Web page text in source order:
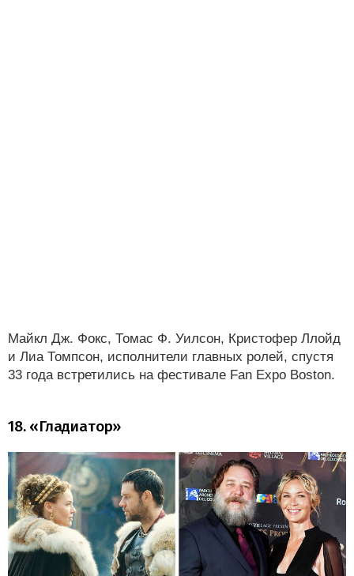
Майкл Дж. Фокс, Томас Ф. Уилсон, Кристофер Ллойд
и Лиа Томпсон, исполнители главных ролей, спустя
33 года встретились на фестивале Fan Expo Boston.
18. «Гладиатор»